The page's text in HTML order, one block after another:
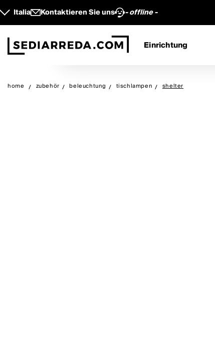
Italia Kontaktieren Sie uns - offline -
Einrichtung
home zubehör beleuchtung tischlampen shelter